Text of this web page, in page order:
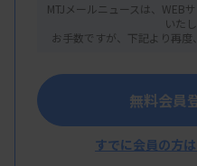
イーエヌ大塚製薬（岩
ト（盛岡市）は8月26日
MTJメールニュースは、WEB
いた
お手数ですが、下記より再度
無料会員
すでに会員の方